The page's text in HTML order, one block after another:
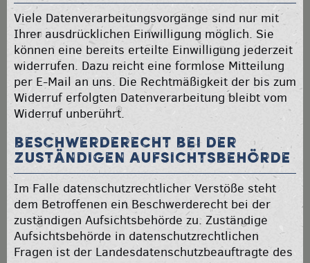
Viele Datenverarbeitungsvorgänge sind nur mit
Ihrer ausdrücklichen Einwilligung möglich. Sie
können eine bereits erteilte Einwilligung jederzeit
widerrufen. Dazu reicht eine formlose Mitteilung
per E-Mail an uns. Die Rechtmäßigkeit der bis zum
Widerruf erfolgten Datenverarbeitung bleibt vom
Widerruf unberührt.
Beschwerderecht bei der
zuständigen Aufsichtsbehörde
Im Falle datenschutzrechtlicher Verstöße steht
dem Betroffenen ein Beschwerderecht bei der
zuständigen Aufsichtsbehörde zu. Zuständige
Aufsichtsbehörde in datenschutzrechtlichen
Fragen ist der Landesdatenschutzbeauftragte des